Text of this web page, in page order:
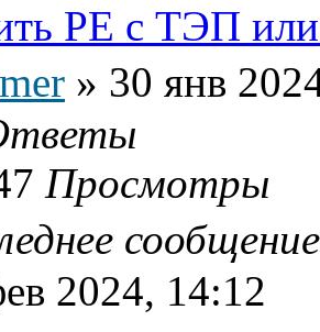
PE c ТЭП
» 30 янв
Просмотры
2024, 14:12